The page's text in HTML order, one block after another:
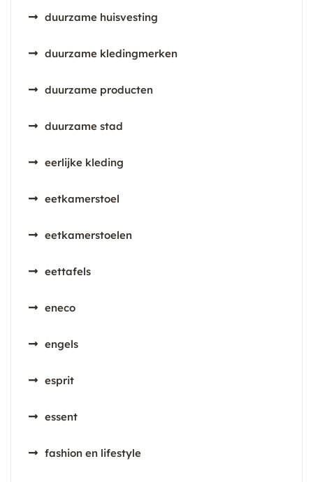
duurzame huisvesting
duurzame kledingmerken
duurzame producten
duurzame stad
eerlijke kleding
eetkamerstoel
eetkamerstoelen
eettafels
eneco
engels
esprit
essent
fashion en lifestyle